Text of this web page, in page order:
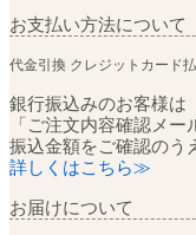
お支払い方法について
代金引換 クレジットカード
銀行振込みのお客様は
「ご注文内容確認メー
振込金額をご確認のう
詳しくはこちら≫
お届けについて